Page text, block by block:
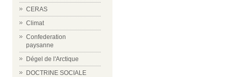
CERAS
Climat
Confederation
paysanne
Dégel de l'Arctique
DOCTRINE SOCIALE